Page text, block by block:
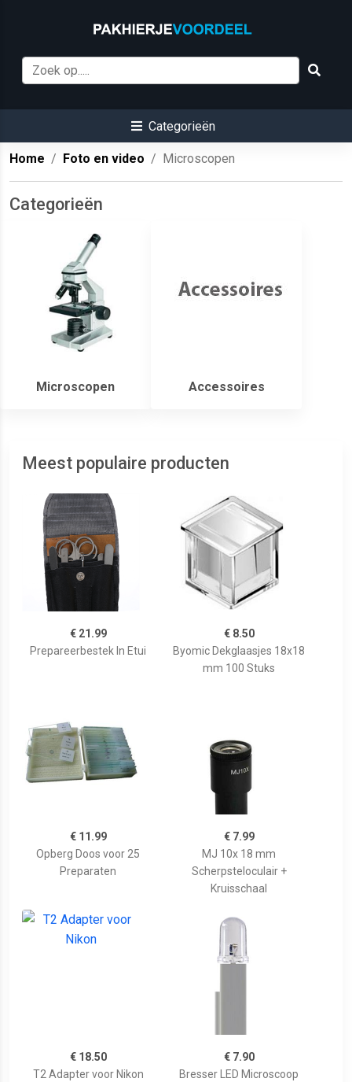
Categorieën
Home Foto en video Microscopen
Categorieën
Microscopen Accessoires
Meest populaire producten
€ 21.99
Prepareerbestek In Etui
€ 8.50
Byomic Dekglaasjes 18x18
mm 100 Stuks
€ 11.99
Opberg Doos voor 25
Preparaten
€ 7.99
MJ 10x 18 mm
Scherpsteloculair +
Kruisschaal
€ 18.50
T2 Adapter voor Nikon
€ 7.90
Bresser LED Microscoop